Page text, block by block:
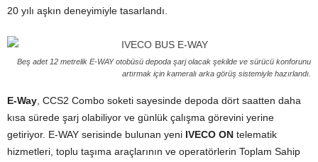
20 yılı aşkın deneyimiyle tasarlandı.
Beş adet 12 metrelik E-WAY otobüsü depoda şarj olacak şekilde ve sürücü konforunu
artırmak için kameralı arka görüş sistemiyle hazırlandı.
E-Way , CCS2 Combo soketi sayesinde depoda dört saatten daha
kısa sürede şarj olabiliyor ve günlük çalışma görevini yerine
getiriyor. E-WAY serisinde bulunan yeni IVECO ON telematik
hizmetleri, toplu taşıma araçlarının ve operatörlerin Toplam Sahip